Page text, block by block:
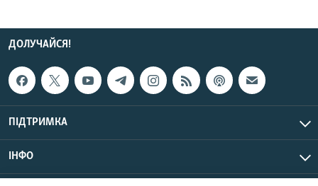
ДОЛУЧАЙСЯ!
ПІДТРИМКА
ІНФО